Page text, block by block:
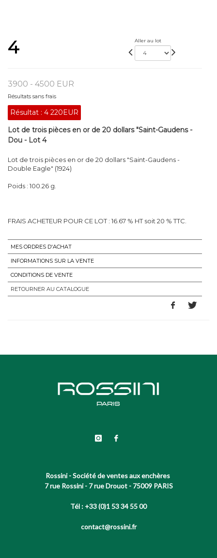
4 Aller au lot
3900 - 4500 EUR
Résultats sans frais
Résultat : 4 220EUR
Lot de trois pièces en or de 20 dollars "Saint-Gaudens -
Dou - Lot 4
Lot de trois pièces en or de 20 dollars "Saint-Gaudens -
Double Eagle" (1924)
Poids : 100.26 g.
FRAIS ACHETEUR POUR CE LOT : 16.67 % HT soit 20 % TTC.
MES ORDRES D'ACHAT
INFORMATIONS SUR LA VENTE
CONDITIONS DE VENTE
RETOURNER AU CATALOGUE
Rossini - Société de ventes aux enchères
7 rue Rossini - 7 rue Drouot - 75009 PARIS
Tél : +33 (0)1 53 34 55 00
contact@rossini.fr